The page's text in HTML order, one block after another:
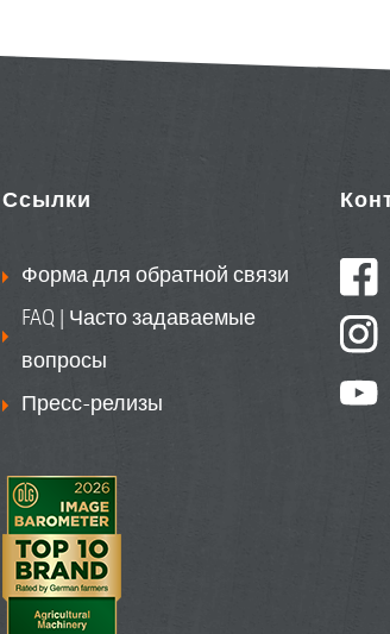
Ссылки
Форма для обратной связи
FAQ | Часто задаваемые
вопросы
Пресс-релизы